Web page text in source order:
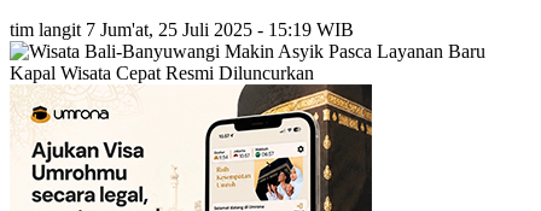
tim langit 7 Jum'at, 25 Juli 2025 - 15:19 WIB